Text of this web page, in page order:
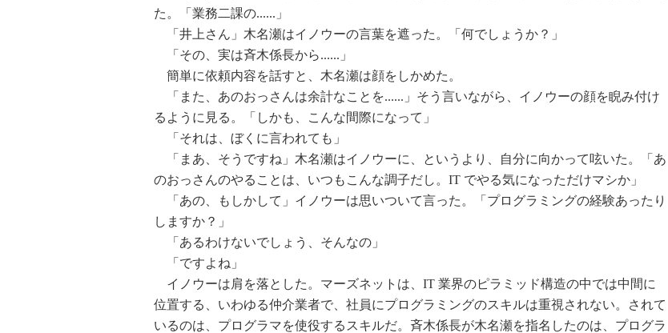
た。「業務二課の......」
「井上さん」木名瀬はイノウーの言葉を遮った。「何でしょうか？」
「その、実は斉木係長から......」
簡単に依頼内容を話すと、木名瀬は顔をしかめた。
「また、あのおっさんは余計なことを......」そう言いながら、イノウーの顔を睨み付け
るように見る。「しかも、こんな間際になって」
「それは、ぼくに言われても」
「まあ、そうですね」木名瀬はイノウーに、というより、自分に向かって呟いた。「あ
のおっさんのやることは、いつもこんな調子だし。IT でやる気になっただけマシか」
「あの、もしかして」イノウーは思いついて言った。「プログラミングの経験あったり
しますか？」
「あるわけないでしょう、そんなの」
「ですよね」
イノウーは肩を落とした。マーズネットは、IT 業界のピラミッド構造の中では中間に
位置する、いわゆる仲介業者で、社員にプログラミングのスキルは重視されない。されて
いるのは、プログラマを使役するスキルだ。斉木係長が木名瀬を指名したのは、プログラ